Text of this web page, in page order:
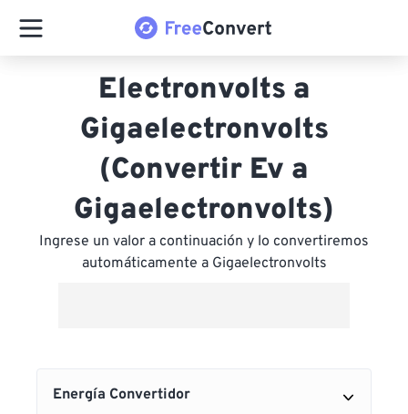
Electronvolts a
Gigaelectronvolts
(Convertir Ev a
Gigaelectronvolts)
Ingrese un valor a continuación y lo convertiremos
automáticamente a Gigaelectronvolts